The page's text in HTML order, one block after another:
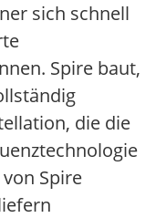
sich schnell
Spire baut,
die die
Spire